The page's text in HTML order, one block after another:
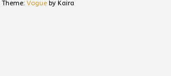
Theme: Vogue by Kaira